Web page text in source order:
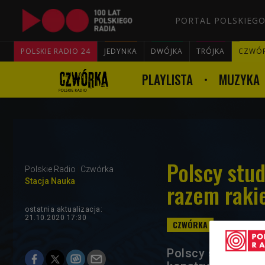
PORTAL
POLSKIE RADIO 24 JEDYNKA DWÓJKA TRÓJKA
PLAYLISTA MUZYKA
Polskie Radio
Czwórka
Stacja Nauka
Polscy
razem
ostatnia aktualizacja:
21.10.2020 17:30
Polscy studenci